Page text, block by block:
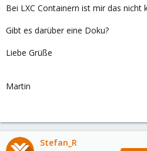
Bei LXC Containern ist mir das nicht
Gibt es darüber eine Doku?
Liebe Grüße
Martin
Stefan_R